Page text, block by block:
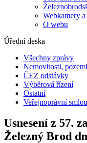
Webkamery
O webu
Úřední deska
Všechny zprávy
Nemovitosti,
ČEZ odstávky
Výběrová řízení
Ostatní
Veřejnoprávní
Usnesení z 57.
Železný Brod